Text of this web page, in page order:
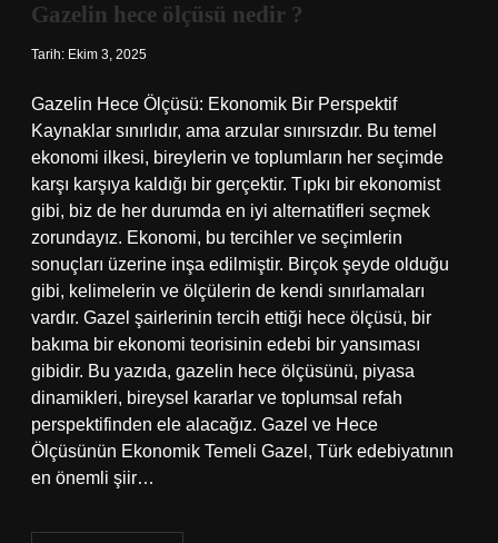
Gazelin hece ölçüsü nedir ?
Tarih: Ekim 3, 2025
Gazelin Hece Ölçüsü: Ekonomik Bir Perspektif
Kaynaklar sınırlıdır, ama arzular sınırsızdır. Bu temel
ekonomi ilkesi, bireylerin ve toplumların her seçimde
karşı karşıya kaldığı bir gerçektir. Tıpkı bir ekonomist
gibi, biz de her durumda en iyi alternatifleri seçmek
zorundayız. Ekonomi, bu tercihler ve seçimlerin
sonuçları üzerine inşa edilmiştir. Birçok şeyde olduğu
gibi, kelimelerin ve ölçülerin de kendi sınırlamaları
vardır. Gazel şairlerinin tercih ettiği hece ölçüsü, bir
bakıma bir ekonomi teorisinin edebi bir yansıması
gibidir. Bu yazıda, gazelin hece ölçüsünü, piyasa
dinamikleri, bireysel kararlar ve toplumsal refah
perspektifinden ele alacağız. Gazel ve Hece
Ölçüsünün Ekonomik Temeli Gazel, Türk edebiyatının
en önemli şiir…